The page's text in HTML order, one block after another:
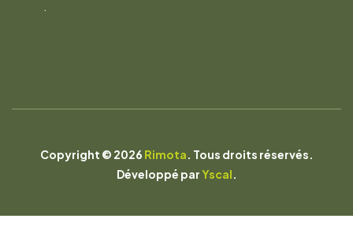
Copyright © 2026 Rimota. Tous droits réservés.
Développé parYscal.